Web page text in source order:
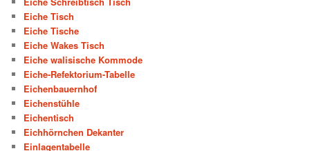
Eiche Tisch
Eiche Tische
Eiche Wakes Tisch
Eiche walisische Kommode
Eiche-Refektorium-Tabelle
Eichenbauernhof
Eichenstühle
Eichentisch
Eichhörnchen Dekanter
Einlagentabelle